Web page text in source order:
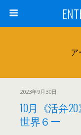
ア
2023年9月30日
10月《活弁
世界６ー